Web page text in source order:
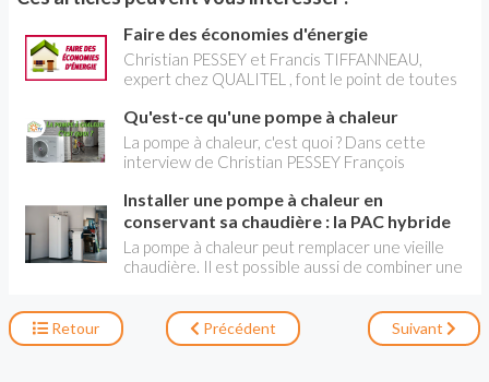
Faire des économies d'énergie
Christian PESSEY et Francis TIFFANNEAU,
expert chez QUALITEL , font le point de toutes
efficaces, qui permettent d'économiser
l'énergie dans son logement.
Qu'est-ce qu'une pompe à chaleur
La pompe à chaleur, c'est quoi ? Dans cette
interview de Christian PESSEY François
explique tout ce qui se cache derrière une
pompe à chaleur, ses différentes versions et l'
économie d' énergie qu'elle représente.
Installer une pompe à chaleur en
conservant sa chaudière : la PAC hybride
La pompe à chaleur peut remplacer une vieille
chaudière. Il est possible aussi de combiner une
hybride". Comment ça marche? Est-ce
intéressant économiquement? Peut-on
Retour Précédent Suivant